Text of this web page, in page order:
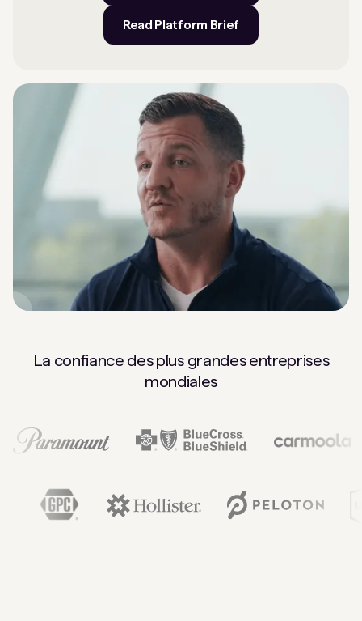
Read Platform Brief
La confiance des plus grandes entreprises
mondiales